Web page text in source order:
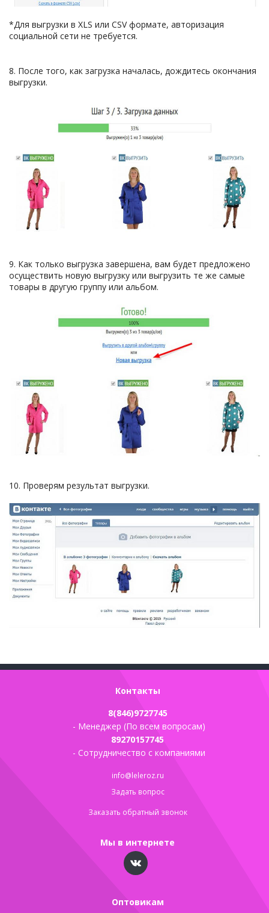
*Для выгрузки в XLS или CSV формате, авторизация
социальной сети не требуется.
8. После того, как загрузка началась, дождитесь окончания
выгрузки.
9. Как только выгрузка завершена, вам будет предложено
осуществить новую выгрузку или выгрузить те же самые
товары в другую группу или альбом.
10. Проверям результат выгрузки.
Контакты
8(846)9727745
- Менеджер (По всем вопросам)
89270157745
- Сотрудничество с компаниями
info@leleroz.ru
Задать вопрос
Заказать обратный звонок
Мы в интернете
Оптовикам